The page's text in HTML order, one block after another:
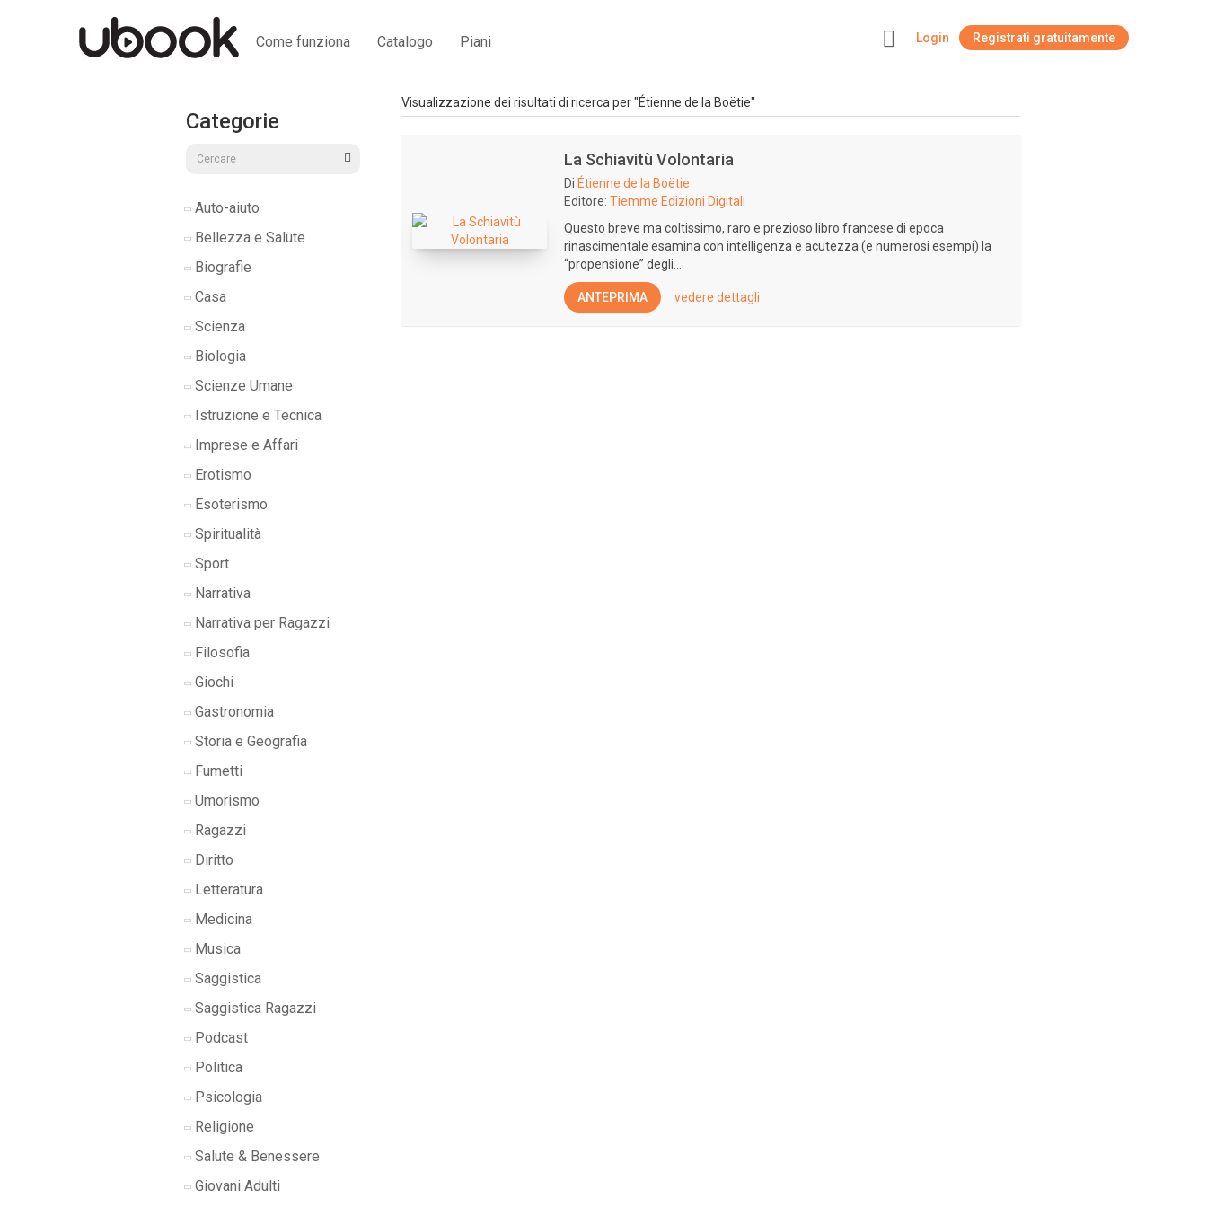
Come funziona Catalogo Piani Login Registrati gratuitamente
Categorie
Auto-aiuto
Bellezza e Salute
Biografie
Casa
Scienza
Biologia
Scienze Umane
Istruzione e Tecnica
Imprese e Affari
Erotismo
Esoterismo
Spiritualità
Sport
Narrativa
Narrativa per Ragazzi
Filosofia
Giochi
Gastronomia
Storia e Geografia
Fumetti
Umorismo
Ragazzi
Diritto
Letteratura
Medicina
Musica
Saggistica
Saggistica Ragazzi
Podcast
Politica
Psicologia
Religione
Salute & Benessere
Giovani Adulti
Visualizzazione dei risultati di ricerca per "Étienne de la Boëtie"
La Schiavitù Volontaria
Di Étienne de la Boëtie
Editore: Tiemme Edizioni Digitali
Questo breve ma coltissimo, raro e prezioso libro francese di epoca
rinascimentale esamina con intelligenza e acutezza (e numerosi esempi) la
“propensione” degli...
ANTEPRIMA vedere dettagli